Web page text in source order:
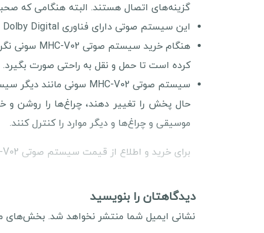
گزینه‌های اتصال هستند. البته هنگامی که
این سیستم صوتی دارای فناوری Dolby Digital است که کیفیت چشمگیری را برای پخش موسیقی و فیلم فراهم می‌کند.
کرده است تا حمل و نقل به راحتی صورت بگیرد.
موسیقی و چراغ‌ها و دیگر موارد را کنترل کنند.
برای خرید و اطلاع از قیمت سیستم صوتی MHC-V02 سونی با وبسایت نکست کالا، مرجع آنلاین کالاها همراه باشید.
دیدگاهتان را بنویسید
نشانی ایمیل شما منتشر نخواهد شد. بخش‌های